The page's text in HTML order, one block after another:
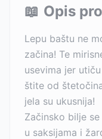
📖 Opis
Lepu baštu ne
začina! Te
usevima jer
štite od
jela su ukusnija!
Začinsko bilje
u saksijama i